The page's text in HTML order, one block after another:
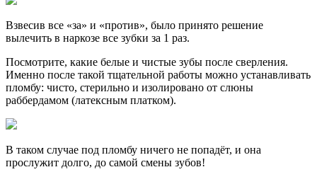
Взвесив все «за» и «против», было принято решение
вылечить в наркозе все зубки за 1 раз.
Посмотрите, какие белые и чистые зубы после сверления.
Именно после такой тщательной работы можно устанавливать
пломбу: чисто, стерильно и изолировано от слюны
раббердамом (латексным платком).
В таком случае под пломбу ничего не попадёт, и она
прослужит долго, до самой смены зубов!